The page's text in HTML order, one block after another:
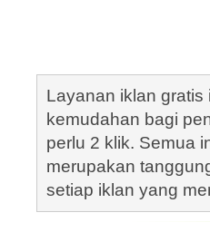
Layanan iklan
kemudahan bagi
perlu 2 klik. Semua
merupakan
setiap iklan yang